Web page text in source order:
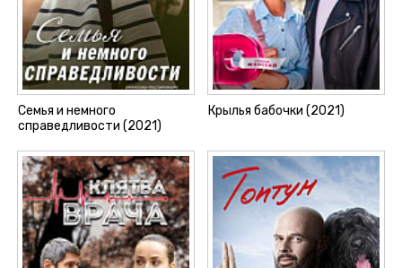
Семья и немного
справедливости (2021)
Крылья бабочки (2021)